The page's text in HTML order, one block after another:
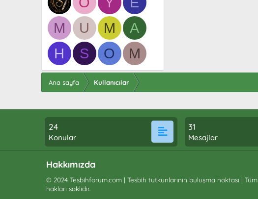
M
U M
A
H
S O M
Ana sayfa Kullanıcılar
24
Konular
31
Mesajlar
Hakkımızda
© 2024 Tesbihforum.com | Tesbih tutkunlarının buluşma noktası | Tüm
hakları saklıdır.